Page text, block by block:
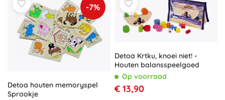
-7%
Detoa houten memoryspel
Sprookje
Detoa Krtku, knoei niet! -
Houten balansspeelgoed
Op voorraad
€ 13,90